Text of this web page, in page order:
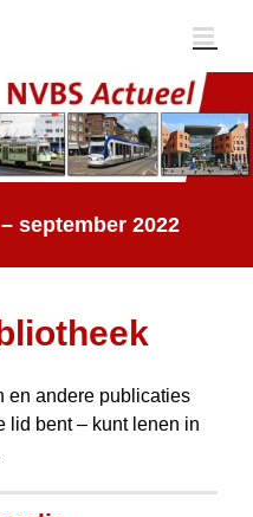
september 2022
en andere publicaties
lid bent – kunt lenen in